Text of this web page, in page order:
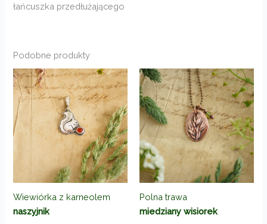
łańcuszka przedłużającego
Podobne produkty
Wiewiórka z karneolem
naszyjnik
Polna trawa
miedziany wisiorek